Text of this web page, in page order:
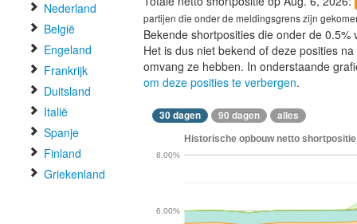
Nederland
België
Engeland
Frankrijk
Duitsland
Italië
Spanje
Finland
Griekenland
partijen die onder de meldingsgrens zijn
Bekende shortposities die onder de
Het is dus niet bekend of deze posities
omvang ze hebben. In onderstaande
om deze posities te verbergen.
30 dagen 90 dagen alles
Historische opbouw netto
6.00%
8.00%